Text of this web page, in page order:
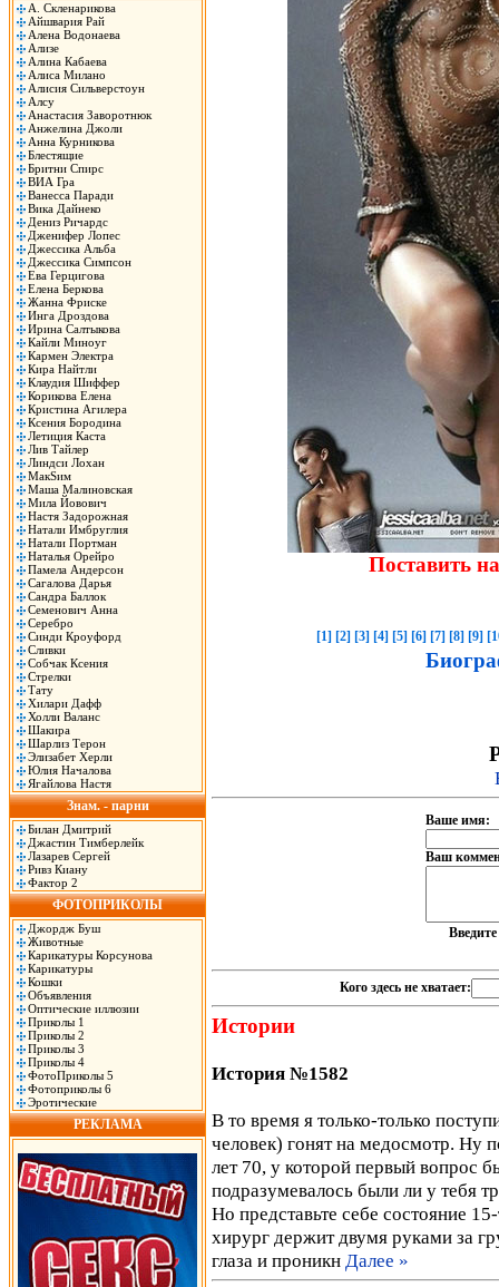
А. Скленарикова
Айшвария Рай
Алена Водонаева
Ализе
Алина Кабаева
Алиса Милано
Алисия Сильверстоун
Алсу
Анастасия Заворотнюк
Анжелина Джоли
Анна Курникова
Блестящие
Бритни Спирс
ВИА Гра
Ванесса Паради
Вика Дайнеко
Дениз Ричардс
Дженифер Лопес
Джессика Альба
Джессика Симпсон
Ева Герцигова
Елена Беркова
Жанна Фриске
Инга Дроздова
Ирина Салтыкова
Кайли Миноуг
Кармен Электра
Кира Найтли
Клаудия Шиффер
Корикова Елена
Кристина Агилера
Ксения Бородина
Летиция Каста
Лив Тайлер
Линдси Лохан
МакSим
Маша Малиновская
Мила Йовович
Настя Задорожная
Натали Имбруглия
Натали Портман
Наталья Орейро
Памела Андерсон
Сагалова Дарья
Сандра Баллок
Семенович Анна
Серебро
Синди Кроуфорд
Сливки
Собчак Ксения
Стрелки
Тату
Хилари Дафф
Холли Валанс
Шакира
Шарлиз Терон
Элизабет Херли
Юлия Началова
Ягайлова Настя
Знам. - парни
Билан Дмитрий
Джастин Тимберлейк
Лазарев Сергей
Ривз Киану
Фактор 2
ФОТОПРИКОЛЫ
Джордж Буш
Животные
Карикатуры Корсунова
Карикатуры
Кошки
Объявления
Оптические иллюзии
Приколы 1
Приколы 2
Приколы 3
Приколы 4
ФотоПриколы 5
Фотоприколы 6
Эротические
РЕКЛАМА
Поставить
[1] [2] [3] [4] [5] [6] [7] [8] [9]
Ваше имя:
Ваш
Кого здесь не хватает:
Истории
История №1582
В то время я только-только
человек) гонят на медосмотр. Ну
лет 70, у которой первый вопрос
подразумевалось были ли у тебя
Но представьте себе состояние
хирург держит двумя руками за
глаза и проникн Далее »